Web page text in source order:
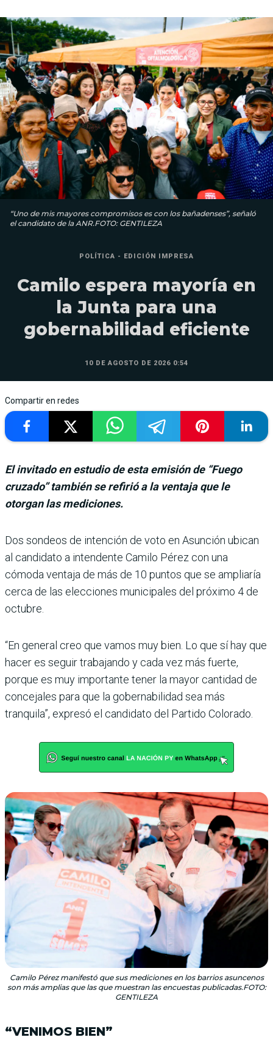
“Uno de mis mayores compromisos es con los bañadenses”, señaló
el candidato de la ANR.FOTO: GENTILEZA
POLÍTICA - EDICIÓN IMPRESA
Camilo espera mayoría en
la Junta para una
gobernabilidad eficiente
10 DE AGOSTO DE 2026 0:54
Compartir en redes
El invitado en estudio de esta emisión de “Fuego
cruzado” también se refirió a la ventaja que le
otorgan las mediciones.
Dos sondeos de inten­ción de voto en Asun­ción ubican
al can­didato a intendente Camilo Pérez con una
cómoda ven­taja de más de 10 puntos que se ampliaría
cerca de las eleccio­nes municipales del próximo 4 de
octubre.
“En general creo que vamos muy bien. Lo que sí hay que
hacer es seguir trabajando y cada vez más fuerte,
porque es muy importante tener la mayor cantidad de
concejales para que la gobernabilidad sea más
tranquila”, expresó el can­didato del Partido Colorado.
Camilo Pérez manifestó que sus mediciones en los barrios asuncenos
son más amplias que las que muestran las encuestas publicadas.FOTO:
GENTILEZA
“VENIMOS BIEN”